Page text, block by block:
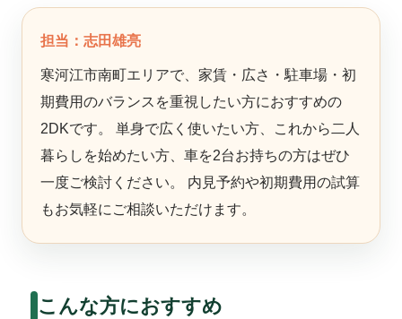
担当：志田雄亮
寒河江市南町エリアで、家賃・広さ・駐車場・初
期費用のバランスを重視したい方におすすめの
2DKです。 単身で広く使いたい方、これから二人
暮らしを始めたい方、車を2台お持ちの方はぜひ
一度ご検討ください。 内見予約や初期費用の試算
もお気軽にご相談いただけます。
こんな方におすすめ